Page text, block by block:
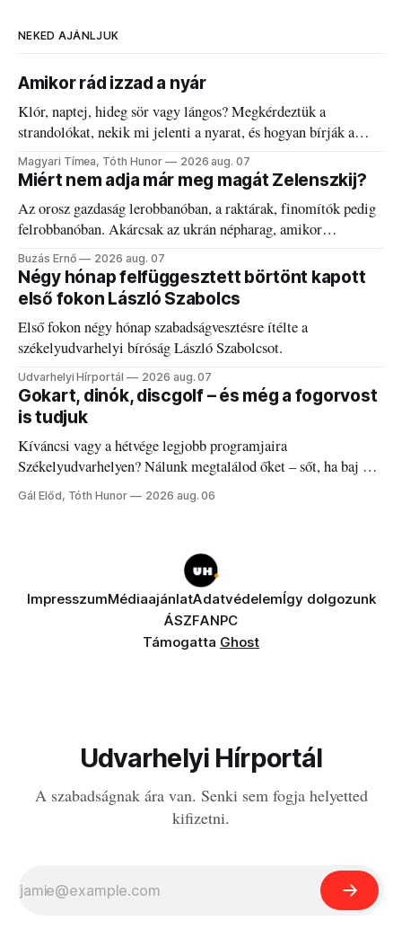
NEKED AJÁNLJUK
Amikor rád izzad a nyár
Klór, naptej, hideg sör vagy lángos? Megkérdeztük a
strandolókat, nekik mi jelenti a nyarat, és hogyan bírják a
kánikulát.
Magyari Tímea, Tóth Hunor 2026 aug. 07
Miért nem adja már meg magát Zelenszkij?
Az orosz gazdaság lerobbanóban, a raktárak, finomítók pedig
felrobbanóban. Akárcsak az ukrán népharag, amikor
elégedetlen vezetőivel.
Buzás Ernő 2026 aug. 07
Négy hónap felfüggesztett börtönt kapott
első fokon László Szabolcs
Első fokon négy hónap szabadságvesztésre ítélte a
székelyudvarhelyi bíróság László Szabolcsot.
Udvarhelyi Hírportál 2026 aug. 07
Gokart, dinók, discgolf – és még a fogorvost
is tudjuk
Kíváncsi vagy a hétvége legjobb programjaira
Székelyudvarhelyen? Nálunk megtalálod őket – sőt, ha baj van
a fogaddal, a fogorvosi ügyeletet is!
Gál Előd, Tóth Hunor 2026 aug. 06
ImpresszumMédiaajánlatAdatvédelemÍgy dolgozunk
ÁSZFANPC
Támogatta Ghost
Udvarhelyi Hírportál
A szabadságnak ára van. Senki sem fogja helyetted
kifizetni.